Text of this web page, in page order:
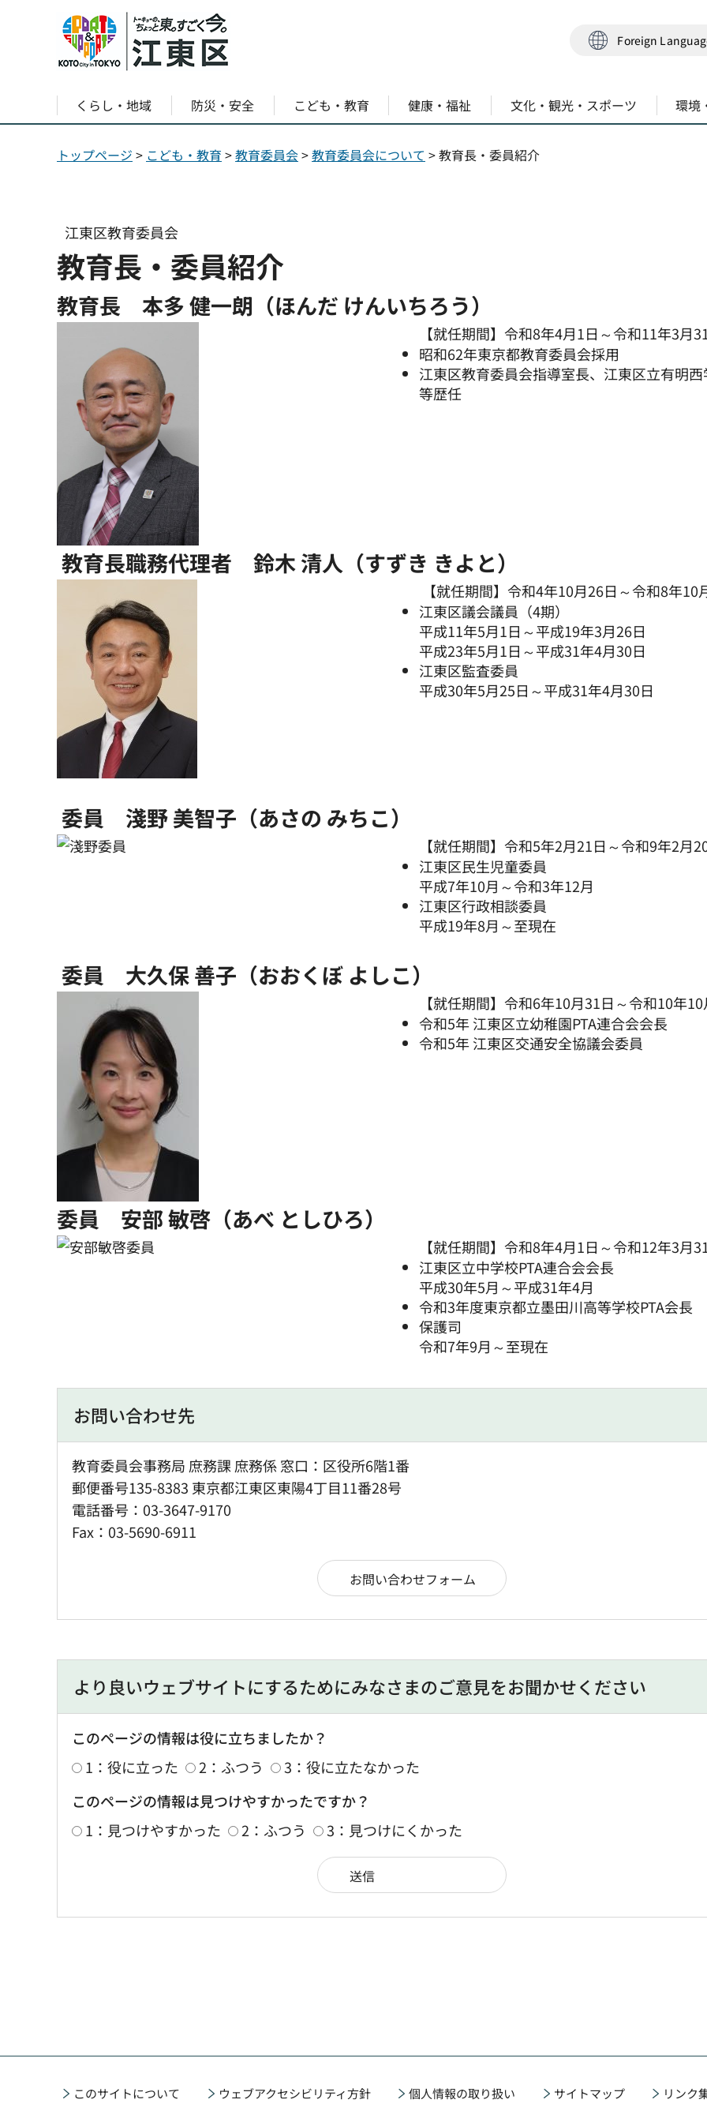
Foreign
くらし・地域 防災・安全 こども・教育 健康・福祉 文化・観光・スポーツ 環境
トップページ > こども・教育 >教育委員会>教育委員会について > 教育長・委員紹介
江東区教育委員会
教育長・委員紹介
教育長 本多 健一朗（ほんだ けんいちろう）
【就任期間】令和8年4月1日～令和11年3月
昭和62年東京都教育委員会採用
江東区教育委員会指導室長、江東区立有明
等歴任
教育長職務代理者 鈴木 清人（すずき きよと）
【就任期間】令和4年10月26日～令和8年10
江東区議会議員（4期）
平成11年5月1日～平成19年3月26日
平成23年5月1日～平成31年4月30日
江東区監査委員
平成30年5月25日～平成31年4月30日
委員 淺野 美智子（あさの みちこ）
【就任期間】令和5年2月21日～令和9年2月
江東区民生児童委員
平成7年10月～令和3年12月
江東区行政相談委員
平成19年8月～至現在
委員 大久保 善子（おおくぼ よしこ）
【就任期間】令和6年10月31日～令和10年
令和5年 江東区立幼稚園PTA連合会会長
令和5年 江東区交通安全協議会委員
委員 安部 敏啓（あべ としひろ）
【就任期間】令和8年4月1日～令和12年3月
江東区立中学校PTA連合会会長
平成30年5月～平成31年4月
令和3年度東京都立墨田川高等学校PTA会長
保護司
令和7年9月～至現在
お問い合わせ先
教育委員会事務局 庶務課 庶務係 窓口：区役所6階1番
郵便番号135-8383 東京都江東区東陽4丁目11番28号
電話番号：03-3647-9170
Fax：03-5690-6911
より良いウェブサイトにするためにみなさまのご意見をお聞かせください
このページの情報は役に立ちましたか？
1：役に立った
2：ふつう
3：役に立たなかった
このページの情報は見つけやすかったですか？
1：見つけやすかった
2：ふつう 3：見つけにくかった
このサイトについて ウェブアクセシビリティ方針 個人情報の取り扱い サイトマップ リンク